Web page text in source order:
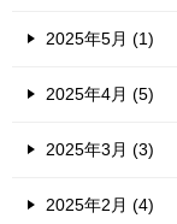
2025年5月 (1)
2025年4月 (5)
2025年3月 (3)
2025年2月 (4)